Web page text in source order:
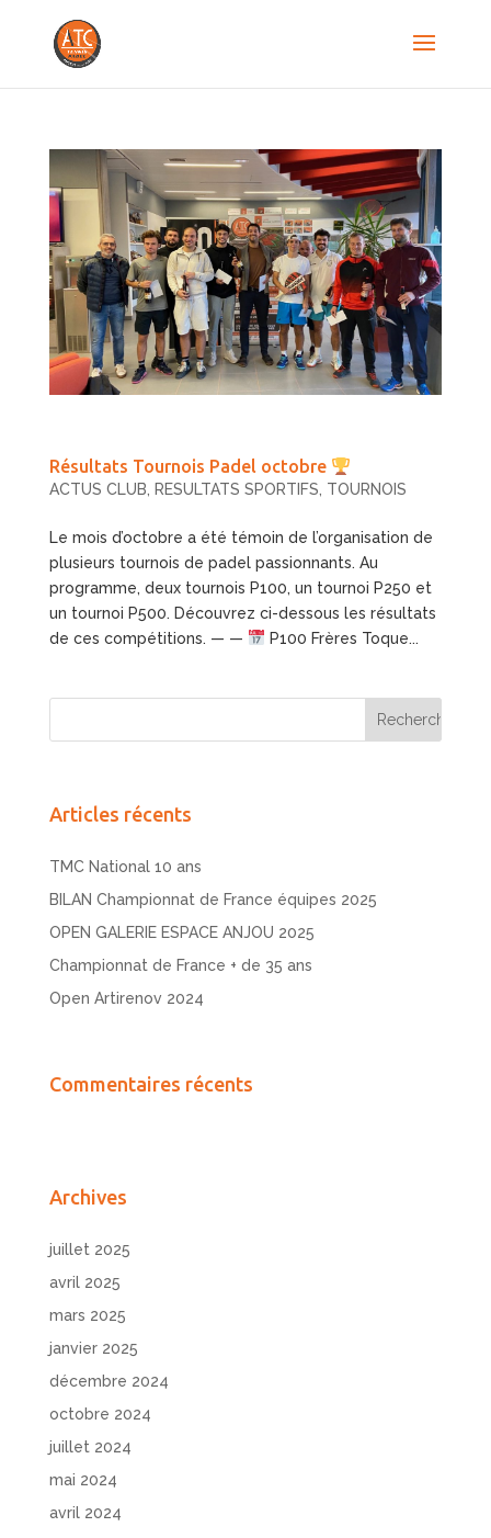
Résultats Tournois Padel octobre
ACTUS CLUB RESULTATS SPORTIFS TOURNOIS
Le mois d’octobre a été témoin de l’organisation de
plusieurs tournois de padel passionnants. Au
programme, deux tournois P100, un tournoi P250 et
un tournoi P500. Découvrez ci-dessous les résultats
de ces compétitions. — —
P100 Frères Toque...
Articles récents
TMC National 10 ans
BILAN Championnat de France équipes 2025
OPEN GALERIE ESPACE ANJOU 2025
Championnat de France + de 35 ans
Open Artirenov 2024
Commentaires récents
Archives
juillet 2025
avril 2025
mars 2025
janvier 2025
décembre 2024
octobre 2024
juillet 2024
mai 2024
avril 2024